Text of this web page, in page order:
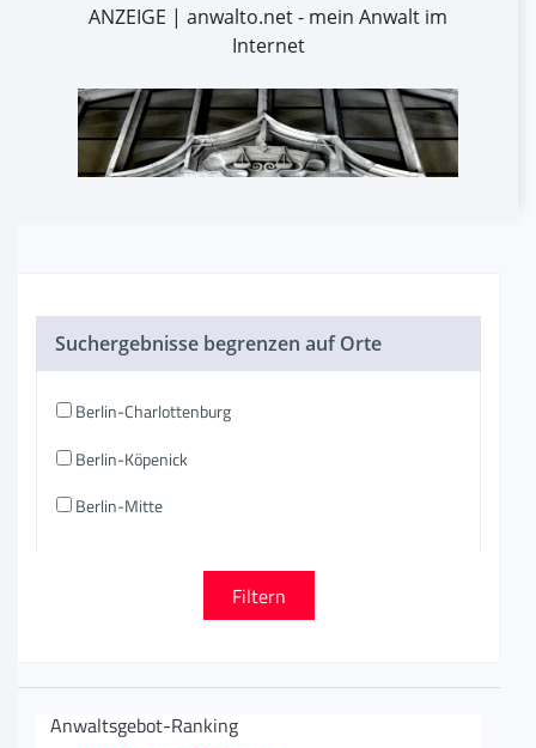
ANZEIGE | anwalto.net - mein Anwalt im
Internet
Suchergebnisse begrenzen auf Orte
Berlin-Charlottenburg
Berlin-Köpenick
Berlin-Mitte
Anwaltsgebot-Ranking